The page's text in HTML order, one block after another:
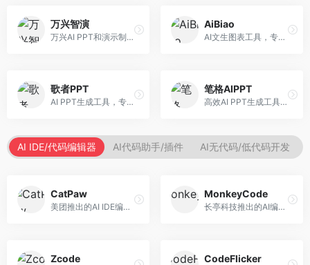
万兴智演
万兴AI PPT和演示制作软件，整合视频演示功能。面向职场人士和教育工作者，提供PPT生成、演示录制、视频制作等服务，演示功能完善。
AiBiao
AI文生图表工具，专注于数据可视化展示。面向数据分析师和职场人士，提供图表生成、数据可视化、PPT嵌入等服务，数据展示专业。
歌者PPT
AI PPT生成工具，专注于演示文稿智能创作。面向职场人士，支持主题输入、内容生成、设计美化等功能，PPT制作效率高。
笔格AIPPT
高效AI PPT生成工具，专注于演示文稿智能创作。面向职场人士，支持主题输入、内容生成、设计美化等功能，PPT制作效率高。
AI IDE/代码编辑器 AI代码助手/插件 AI无代码/低代码开发
CatPaw
美团推出的AI IDE编程工具，专注于本地开发生态。面向开发者，提供智能代码补全、代码生成、项目管理等服务，本地开发体验好。
MonkeyCode
长亭科技推出的AI编程助手，专注于安全开发。面向开发者，提供代码生成、安全检测、漏洞修复等服务，安全开发能力强。
Zcode CodeFlicker